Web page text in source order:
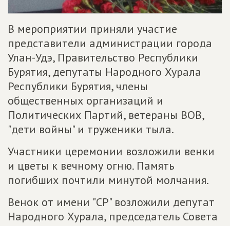
В мероприятии приняли участие
представители администрации города
Улан-Удэ, Правительство Республики
Бурятия, депутаты Народного Хурала
Республики Бурятия, члены
общественных организаций и
Политических Партий, ветераны ВОВ,
"дети войны" и труженики тыла.
Участники церемонии возложили венки
и цветы к вечному огню. Память
погибших почтили минутой молчания.
Венок от имени "СР" возложили депутат
Народного Хурала, председатель Совета